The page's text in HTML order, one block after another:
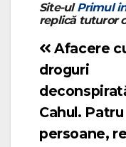
Site-ulPrimul
replică tuturor
Navigare
în
articole
Afacere
droguri
Cahul. Patru
persoane,